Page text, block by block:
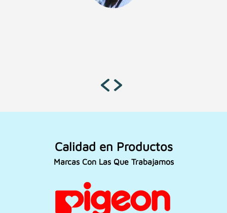
Calidad en Productos
Marcas Con Las Que Trabajamos